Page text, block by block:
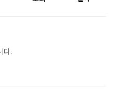
다.